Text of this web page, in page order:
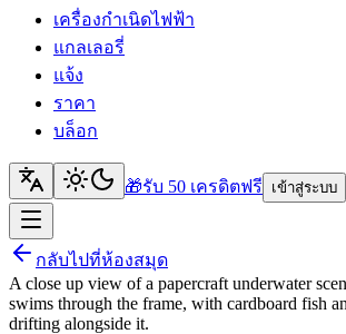
เครื่องกำเนิดไฟฟ้า
แกลเลอรี่
แจ้ง
ราคา
บล็อก
🎁รับ 50 เครดิตฟรี เข้าสู่ระบบ
กลับไปที่ห้องสมุด
A close up view of a papercraft underwater
swims through the frame, with cardboard fish
drifting alongside it.